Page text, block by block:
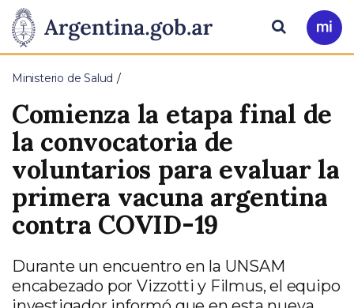
Presidencia
de
la
Nación
Pasar al contenido principal
Ir
a
Buscar
Ministerio de Salud
Comienza la etapa final de
la convocatoria de
voluntarios para evaluar la
primera vacuna argentina
contra COVID-19
Durante un encuentro en la UNSAM
encabezado por Vizzotti y Filmus, el equipo